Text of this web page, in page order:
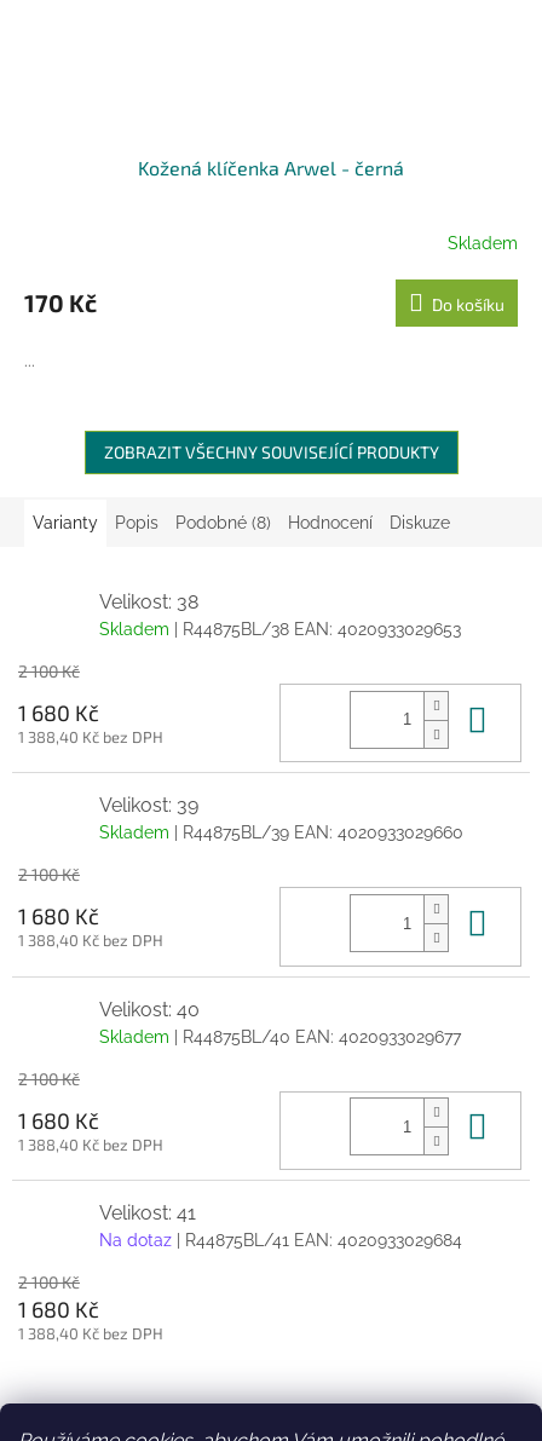
Kožená klíčenka Arwel - černá
Skladem
170 Kč Do košíku
...
ZOBRAZIT VŠECHNY SOUVISEJÍCÍ PRODUKTY
Varianty Popis Podobné (8) Hodnocení Diskuze
Velikost: 38
Skladem | R44875BL/38 EAN: 4020933029653
2 100 Kč
1 680 Kč
1 388,40 Kč bez DPH
Velikost: 39
Skladem | R44875BL/39 EAN: 4020933029660
2 100 Kč
1 680 Kč
1 388,40 Kč bez DPH
Velikost: 40
Skladem | R44875BL/40 EAN: 4020933029677
2 100 Kč
1 680 Kč
1 388,40 Kč bez DPH
Velikost: 41
Na dotaz | R44875BL/41 EAN: 4020933029684
2 100 Kč
1 680 Kč
1 388,40 Kč bez DPH
Z